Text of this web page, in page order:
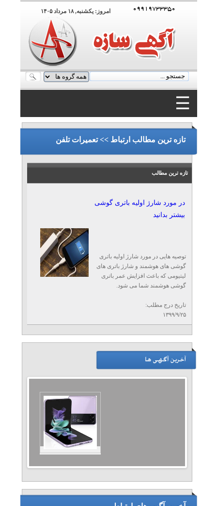
امروز: يکشنبه, ۱۸ مرداد ۱۴۰۵
☰
۰۹۹۱۹۷۳۳۳۵۰
۰۹۹۱۹۷۳۳۳۵۰
تازه ترین مطالب ارتباط >> تعمیرات تلفن
تازه ترین مطالب
در مورد شارژ اولیه باتری گوشی
بیشتر بدانید
توصیه هایی در مورد شارژ اولیه باتری
گوشی های هوشمند و شارژ باتری های
لیتیومی که باعث افزایش عمر باتری
گوشی هوشمند شما می شود.
تاریخ درج مطلب:
۱۳۹۹/۹/۲۵